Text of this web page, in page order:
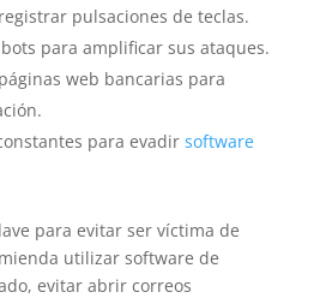
pulsaciones de teclas.
para amplificar sus ataques.
web bancarias para
para evadir software
para evitar ser víctima de
utilizar software de
evitar abrir correos